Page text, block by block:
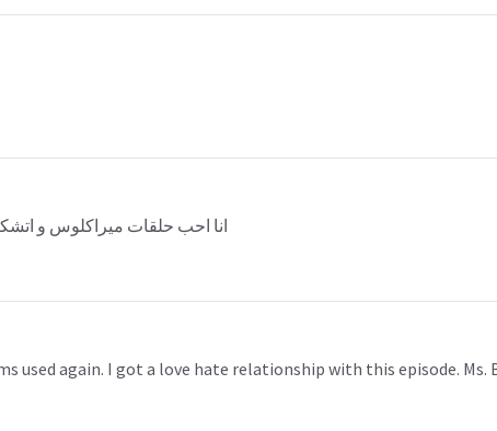
انا احب حلقات ميراكلوس و
used again. I got a love hate relationship with this episode.